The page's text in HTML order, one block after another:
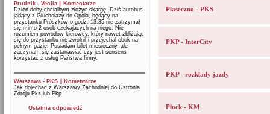
Prudnik - Veolia
Komentarze
Dzień doby chciałbym złożyć skargę. Dziś autobus
jadący z Głuchołazy do Opola, będący na
przystanku Prószków o godz. 13:35 nie zatrzymał
się mimo 2 osób czekajacych na niego. Nie
rozumiem powodów kierowcy, który nawet zbliżając
się do przystanku nie zwolnił i przejechał obok na
pełnym gazie. Posiadam bilet miesięczny, ale
zaczynam się zastanawiać czy jest sensens
korzystać z usług Państwa firmy.
Warszawa - PKS
Komentarze
Jak dojechac z Warszawy Zachodniej do Ustronia
Zdróju Pks lub Pkp
Ostatnia odpowiedź
Piaseczno - PKS
PKP - InterCity
PKP - rozkłady jazdy
Płock - KM